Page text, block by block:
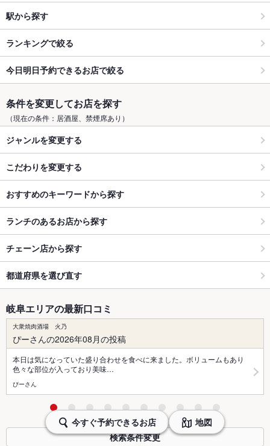
駅から探す
ランキングで絞る
今日明日予約できるお店で絞る
条件を変更してお店を探す
（現在の条件：居酒屋、禁煙席あり）
ジャンルを変更する
こだわりを変更する
おすすめのキーワードから探す
ランチのあるお店から探す
チェーン店から探す
都道府県を選び直す
岐阜エリアの最新口コミ
大衆焼肉酒場 火乃
ぴーさんの2026年08月の投稿
本日は気になっていた盛り合わせを食べに来ました。ボリュームもあり
色々な部位が入っており美味…
ぴーさん
検索条件変更
今すぐ予約できるお店 地図